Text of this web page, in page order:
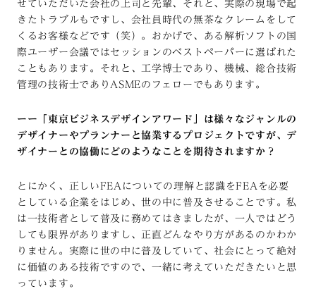
せていただいた会社の上司と先輩、それと、実際の現場で起
きたトラブルもですし、会社員時代の無茶なクレームをして
くるお客様などです（笑）。おかげで、ある解析ソフトの国
際ユーザー会議ではセッションのベストペーパーに選ばれた
こともあります。それと、工学博士であり、機械、総合技術
管理の技術士でありASMEのフェローでもあります。
ーー「東京ビジネスデザインアワード」は様々なジャンルの
デザイナーやプランナーと協業するプロジェクトですが、デ
ザイナーとの協働にどのようなことを期待されますか？
とにかく、正しいFEAについての理解と認識をFEAを必要
としている企業をはじめ、世の中に普及させることです。私
は一技術者として普及に務めてはきましたが、一人ではどう
しても限界がありますし、正直どんなやり方があるのかわか
りません。実際に世の中に普及していて、社会にとって絶対
に価値のある技術ですので、一緒に考えていただきたいと思
っています。